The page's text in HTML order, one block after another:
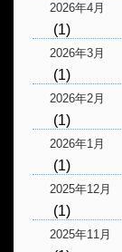
2026年4月
(1)
2026年3月
(1)
2026年2月
(1)
2026年1月
(1)
2025年12月
(1)
2025年11月